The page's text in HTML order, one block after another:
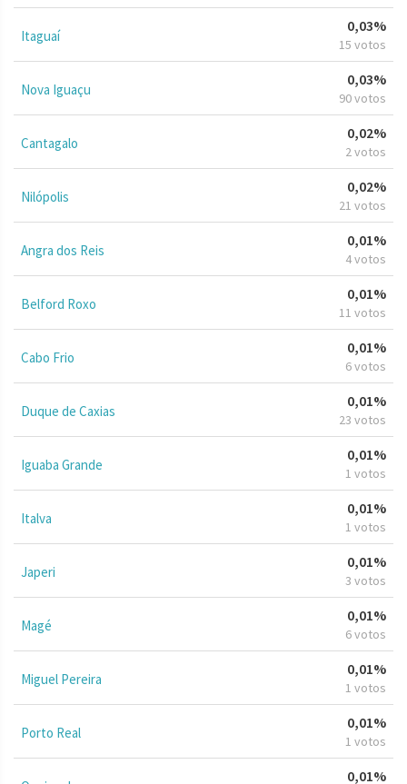
Itaguaí
0,03%
15 votos
Nova Iguaçu
0,03%
90 votos
Cantagalo
0,02%
2 votos
Nilópolis
0,02%
21 votos
Angra dos Reis
0,01%
4 votos
Belford Roxo
0,01%
11 votos
Cabo Frio
0,01%
6 votos
Duque de Caxias
0,01%
23 votos
Iguaba Grande
0,01%
1 votos
Italva
0,01%
1 votos
Japeri
0,01%
3 votos
Magé
0,01%
6 votos
Miguel Pereira
0,01%
1 votos
Porto Real
0,01%
1 votos
0,01%